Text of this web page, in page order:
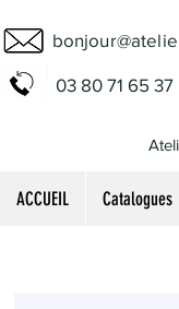
03 80 71 65 37
ACCUEIL Catalogues